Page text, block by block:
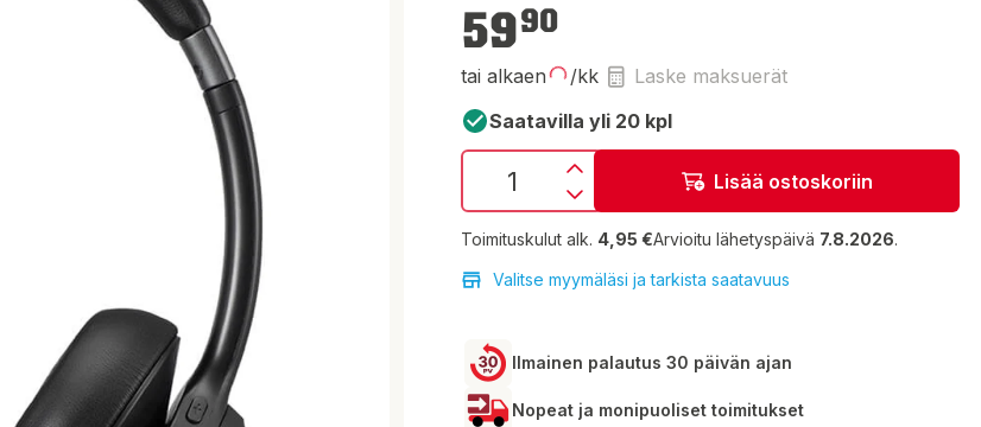
5990
tai alkaen /kk
Laske maksuerät
Saatavilla yli 20 kpl
Lisää ostoskoriin
Toimituskulut alk. 4,95 €Arvioitu lähetyspäivä 7.8.2026.
Valitse myymäläsi ja tarkista saatavuus
Ilmainen palautus 30 päivän ajan
Nopeat ja monipuoliset toimitukset